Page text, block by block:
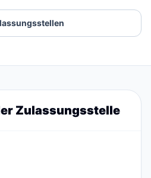
Zulassungsstelle